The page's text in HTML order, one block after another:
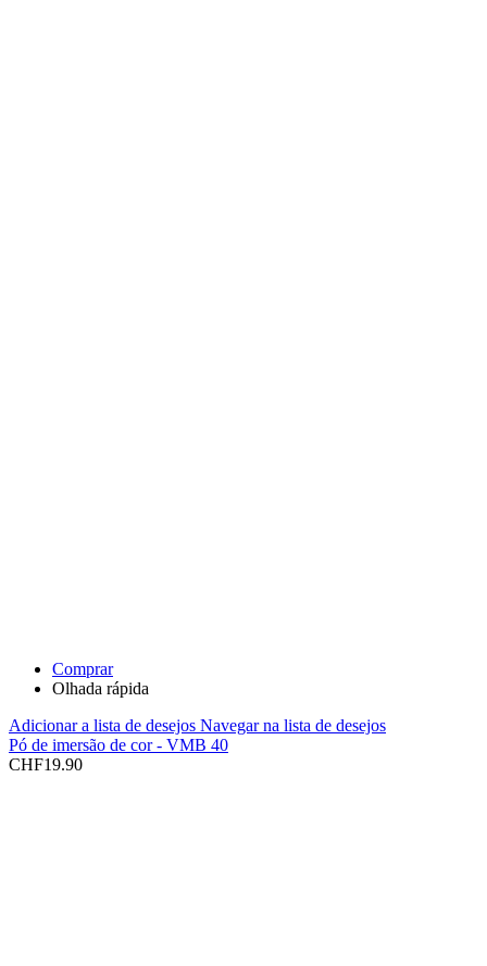
Comprar
Olhada rápida
Adicionar a lista de desejos Navegar na lista de desejos
Pó de imersão de cor - VMB 40
CHF19.90